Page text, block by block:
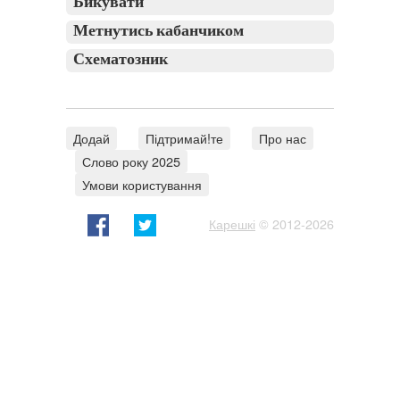
Метнутись кабанчиком
Схематозник
Додай Підтримай!те
Про нас
Слово року 2025
Умови користування
Карешкі © 2012-2026